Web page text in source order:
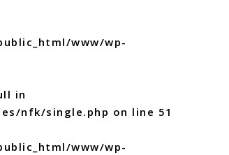
www/wp-
in
nfk/single.php on line 51
www/wp-